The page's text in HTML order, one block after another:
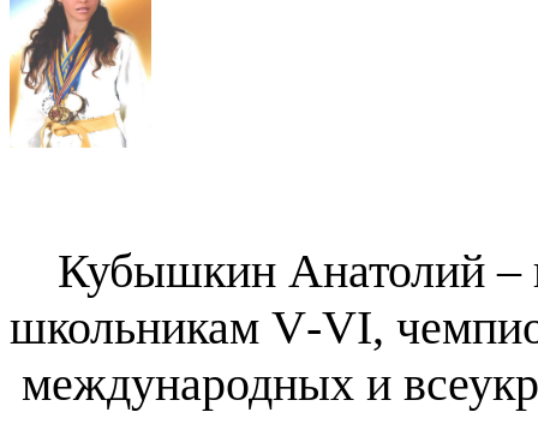
Кубышкин Анатолий –
школьникам V-VI,
международных и